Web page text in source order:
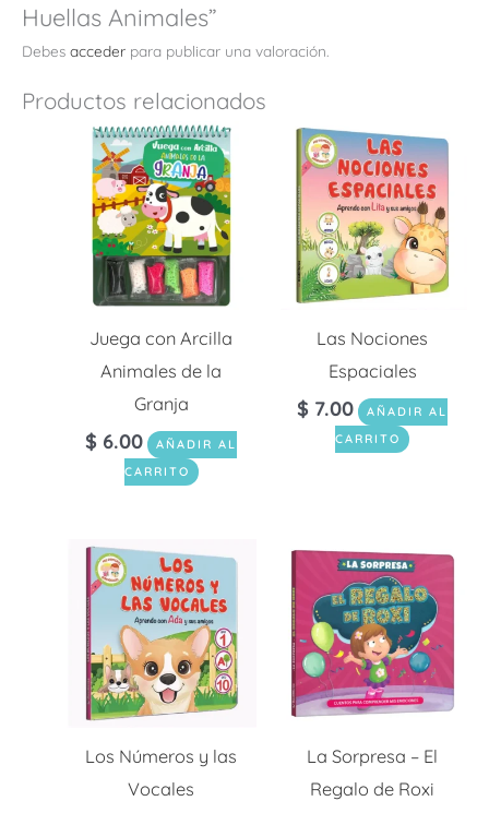
Huellas Animales”
Debes acceder para publicar una valoración.
Productos relacionados
Juega con Arcilla
Animales de la
Granja
$ 6.00
AÑADIR AL
CARRITO
Las Nociones
Espaciales
$ 7.00
AÑADIR AL
CARRITO
Los Números y las
Vocales
La Sorpresa – El
Regalo de Roxi